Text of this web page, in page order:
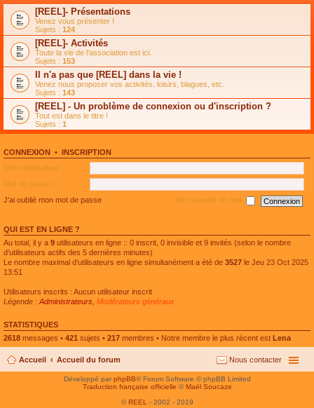
s
s
a
g
e
n
o
n
l
u
l
e
p
l
u
s
é
c
e
n
t
l
e
m
e
s
s
a
g
e
n
o
n
l
u
l
e
l
u
s
é
e
l
t
e
r
l
e
m
e
s
s
a
g
e
n
o
n
u
l
e
l
s
e
n
t
[REEL]- Présentations
Venez vous présenter !
Sujets : 124
[REEL]- Activités
Toute la vie de l'association est ici.
Sujets : 153
Il n'a pas que [REEL] dans la vie !
Venez nous proposer vos activités, loisirs, blagues, etc.
Sujets : 143
[REEL] - Un problème de connexion ou d'inscription ?
Tout est dans le titre !
Sujets : 1
CONNEXION • INSCRIPTION
Nom d’utilisateur :
Mot de passe :
J’ai oublié mon mot de passe
Se souvenir de moi
QUI EST EN LIGNE ?
Au total, il y a 9 utilisateurs en ligne :: 0 inscrit, 0 invisible et 9 invités (selon le nombre
d’utilisateurs actifs des 5 dernières minutes)
Le nombre maximal d’utilisateurs en ligne simultanément a été de 3527 le Jeu 23 Oct 2025
13:51
Utilisateurs inscrits : Aucun utilisateur inscrit
Légende : Administrateurs Modérateurs généraux
STATISTIQUES
2618 messages • 421 sujets • 217 membres • Notre membre le plus récent est Lena
Accueil Accueil du forum Nous contacter
Développé parphpBB® Forum Software © phpBB Limited
Traduction française officielle © Maël Soucaze
© REEL - 2002 - 2019